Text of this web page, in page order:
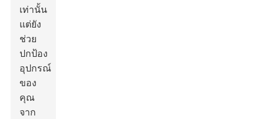
เท่านั้น
แต่ยัง
ช่วย
ปกป้อง
อุปกรณ์
ของ
คุณ
จาก